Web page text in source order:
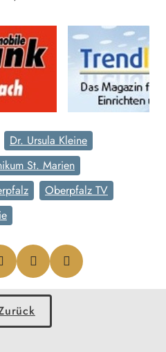
Dr. Ursula Kleine
St. Marien
Oberpfalz TV